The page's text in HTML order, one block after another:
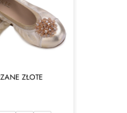
ZŁOTE